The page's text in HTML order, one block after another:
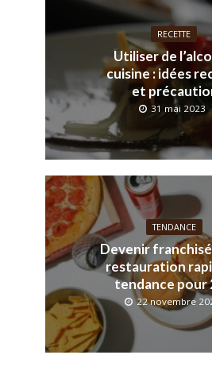
RECETTE
Utiliser de
cuisine : idées
et
31 mai 2023
TENDANCE
Devenir franchisé
restauration
tendance pour
22 novembre